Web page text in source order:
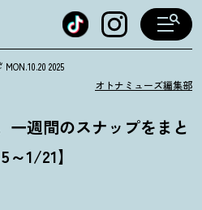
ブ
MON.10.20 2025
オトナミューズ編集部
一週間のスナップをまと
～1/21】